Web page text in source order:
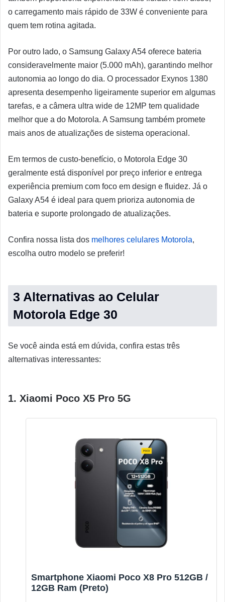
o carregamento mais rápido de 33W é conveniente para
quem tem rotina agitada.
Por outro lado, o Samsung Galaxy A54 oferece bateria
consideravelmente maior (5.000 mAh), garantindo melhor
autonomia ao longo do dia. O processador Exynos 1380
apresenta desempenho ligeiramente superior em algumas
tarefas, e a câmera ultra wide de 12MP tem qualidade
melhor que a do Motorola. A Samsung também promete
mais anos de atualizações de sistema operacional.
Em termos de custo-benefício, o Motorola Edge 30
geralmente está disponível por preço inferior e entrega
experiência premium com foco em design e fluidez. Já o
Galaxy A54 é ideal para quem prioriza autonomia de
bateria e suporte prolongado de atualizações.
Confira nossa lista dos melhores celulares Motorola,
escolha outro modelo se preferir!
3 Alternativas ao Celular
Motorola Edge 30
Se você ainda está em dúvida, confira estas três
alternativas interessantes:
1. Xiaomi Poco X5 Pro 5G
Smartphone Xiaomi Poco X8 Pro 512GB /
12GB Ram (Preto)